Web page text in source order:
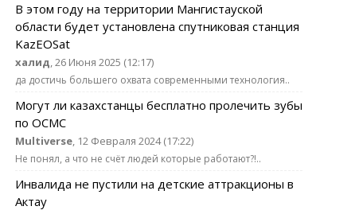
В этом году на территории Мангистауской
области будет установлена спутниковая станция
KazEOSat
халид, 26 Июня 2025 (12:17)
да достичь большего охвата современными технология..
Могут ли казахстанцы бесплатно пролечить зубы
по ОСМС
Multiverse, 12 Февраля 2024 (17:22)
Не понял, а что не счёт людей которые работают?!..
Инвалида не пустили на детские аттракционы в
Актау